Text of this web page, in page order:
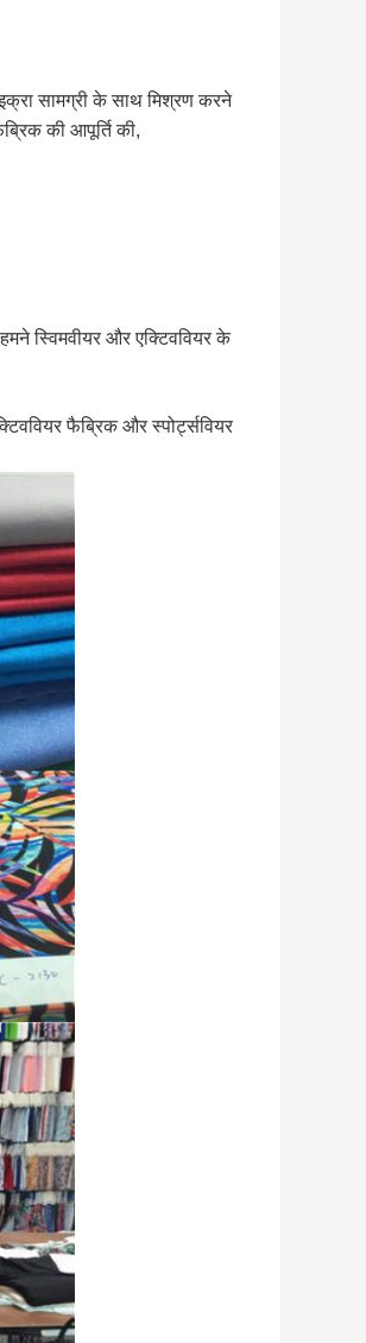
सामग्री के साथ मिश्रण करने
की आपूर्ति की,
स्विमवीयर और एक्टिववियर के
फैब्रिक और स्पोर्ट्सवियर